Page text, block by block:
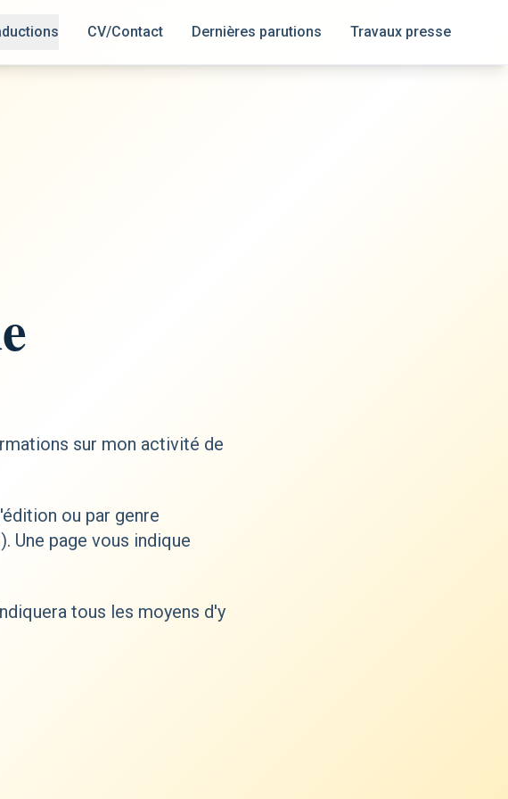
CV/Contact Dernières parutions Travaux presse
sur mon activité de
ou par genre
Une page vous indique
tous les moyens d'y